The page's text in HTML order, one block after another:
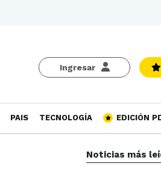
Ingresar
PAIS TECNOLOGÍA EDICIÓN
Noticias más